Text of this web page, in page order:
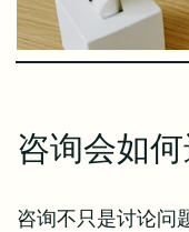
咨询会如
咨询不只是讨论问